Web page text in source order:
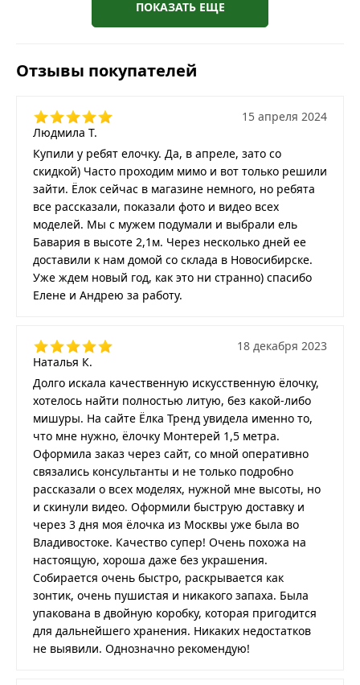
ПОКАЗАТЬ ЕЩЕ
Отзывы покупателей
Людмила Т.
15 апреля 2024
Купили у ребят елочку. Да, в апреле, зато со
скидкой) Часто проходим мимо и вот только решили
зайти. Ёлок сейчас в магазине немного, но ребята
все рассказали, показали фото и видео всех
моделей. Мы с мужем подумали и выбрали ель
Бавария в высоте 2,1м. Через несколько дней ее
доставили к нам домой со склада в Новосибирске.
Уже ждем новый год, как это ни странно) спасибо
Елене и Андрею за работу.
Наталья К.
18 декабря 2023
Долго искала качественную искусственную ёлочку,
хотелось найти полностью литую, без какой-либо
мишуры. На сайте Ёлка Тренд увидела именно то,
что мне нужно, ёлочку Монтерей 1,5 метра.
Оформила заказ через сайт, со мной оперативно
связались консультанты и не только подробно
рассказали о всех моделях, нужной мне высоты, но
и скинули видео. Оформили быструю доставку и
через 3 дня моя ёлочка из Москвы уже была во
Владивостоке. Качество супер! Очень похожа на
настоящую, хороша даже без украшения.
Собирается очень быстро, раскрывается как
зонтик, очень пушистая и никакого запаха. Была
упакована в двойную коробку, которая пригодится
для дальнейшего хранения. Никаких недостатков
не выявили. Однозначно рекомендую!